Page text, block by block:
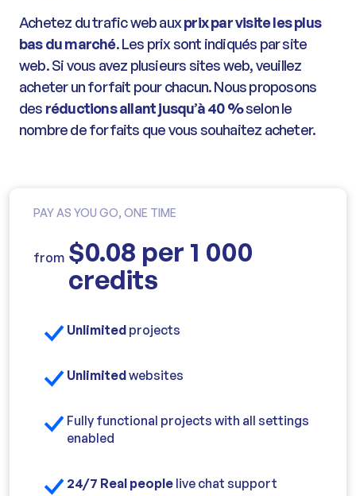
Achetez du trafic web auxprix par visite les plus
bas du marché. Les prix sont indiqués par site
web. Si vous avez plusieurs sites web, veuillez
acheter un forfait pour chacun. Nous proposons
des réductions allant jusqu’à 40 %selon le
nombre de forfaits que vous souhaitez acheter.
PAY AS YOU GO, ONE TIME
from $0.08 per 1 000
credits
Unlimited projects
Unlimitedwebsites
Fully functional projects with all settings
enabled
24/7 Real people live chat support